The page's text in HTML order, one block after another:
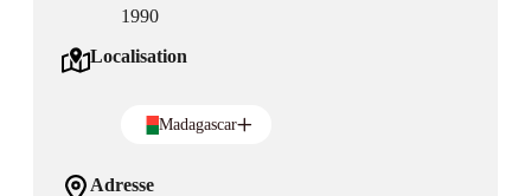
1990
Localisation
Madagascar
Adresse